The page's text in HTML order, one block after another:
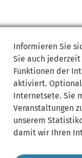
Informieren Sie
Sie auch
Funktionen der
aktiviert.
Internetsete. Sie
Veranstaltungen
unserem
damit wir Ihren